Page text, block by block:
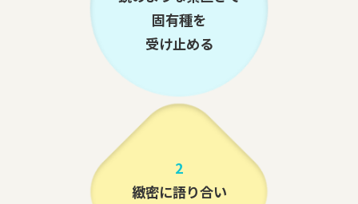
固有種を
受け止める
2
緻密に語り合い